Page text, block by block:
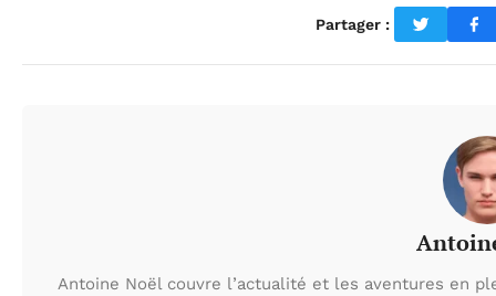
Partager :
Antoine Noël couvre l’actualité et les aventures en